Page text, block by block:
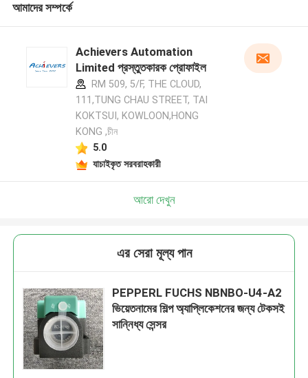
আমাদের সম্পর্কে
Achievers Automation
Limited প্রস্তুতকারক প্রোফাইল
RM 509, 5/F, THE CLOUD,
111,TUNG CHAU STREET, TAI
KOKTSUI, KOWLOON,HONG
KONG ,চীন
5.0
যাচাইকৃত সরবরাহকারী
আরো দেখুন
এর সেরা মূল্য পান
PEPPERL FUCHS NBNBO-U4-A2
ভিয়েতনামের শিল্প অ্যাপ্লিকেশনের জন্য টেকসই
সান্নিধ্য সেন্সর